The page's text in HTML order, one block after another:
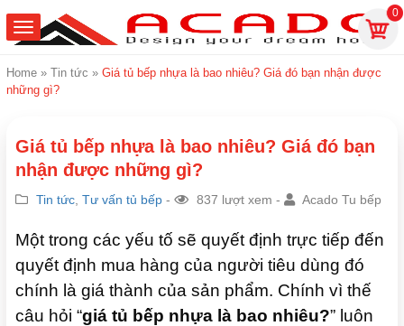
0
Home » Tin tức » Giá tủ bếp nhựa là bao nhiêu? Giá đó bạn nhận được
những gì?
Giá tủ bếp nhựa là bao nhiêu? Giá đó bạn
nhận được những gì?
Tin tức Tư vấn tủ bếp - 837 lượt xem - Acado Tu bếp
Một trong các yếu tố sẽ quyết định trực tiếp đến
quyết định mua hàng của người tiêu dùng đó
chính là giá thành của sản phẩm. Chính vì thế
câu hỏi “giá tủ bếp nhựa là bao nhiêu?” luôn